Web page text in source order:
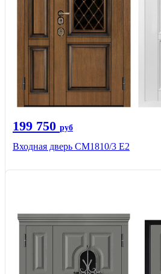
199 750 руб
Входная дверь СМ1810/3 Е2